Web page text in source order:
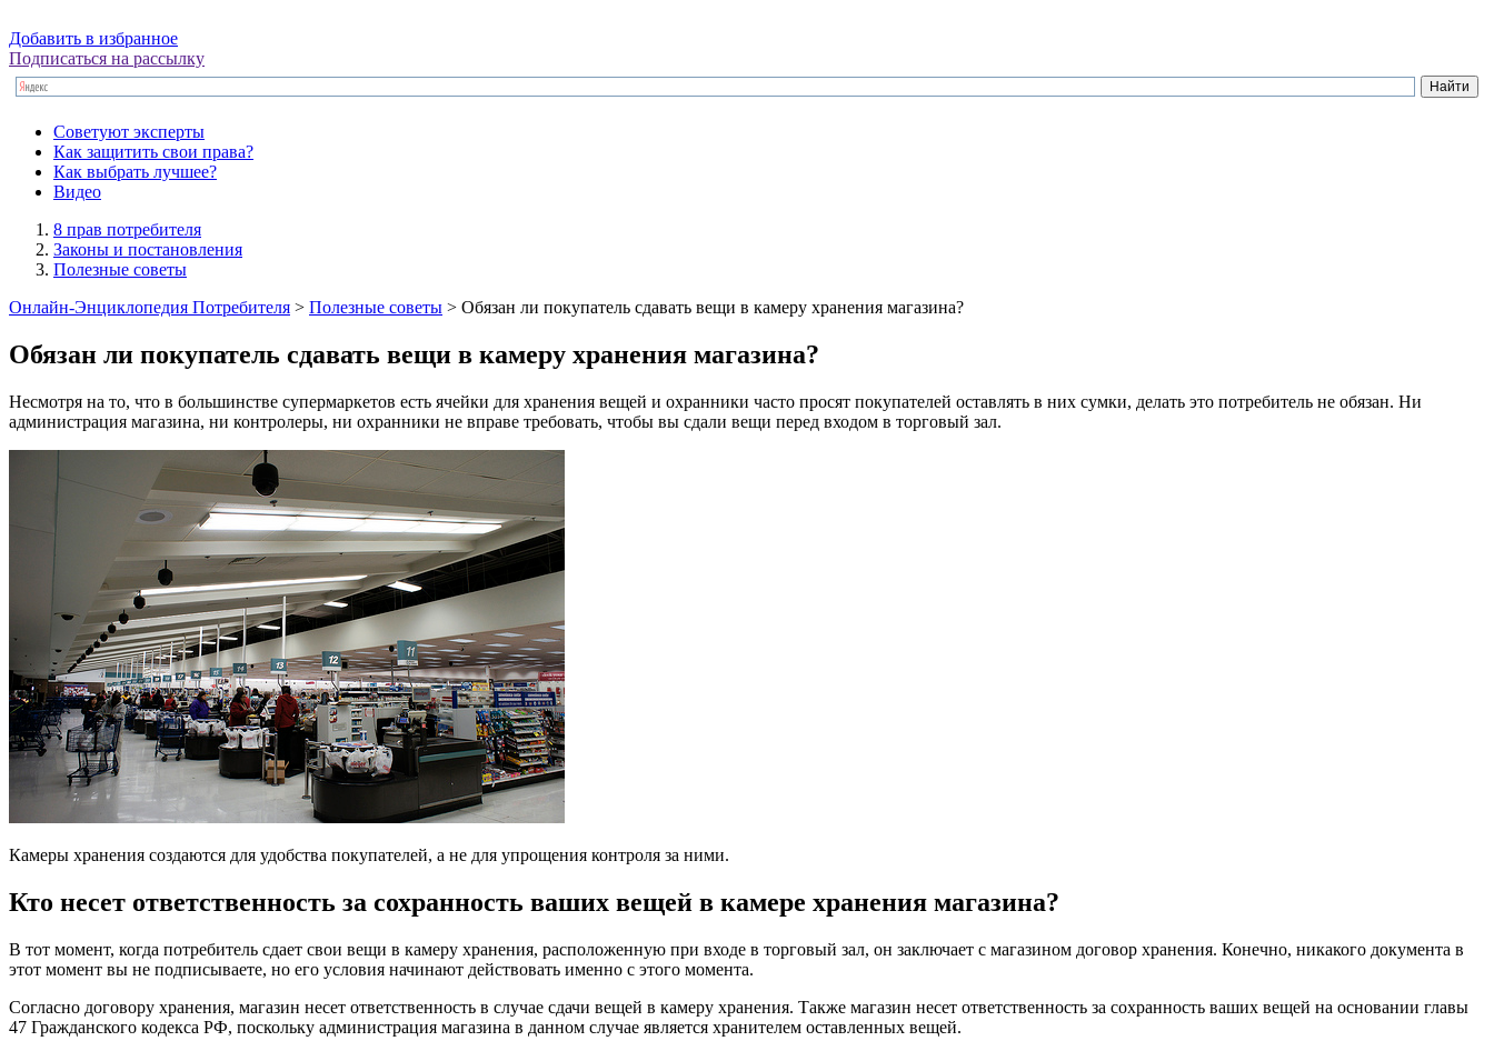
Добавить в избранное
Подписаться на рассылку
Советуют эксперты
Как защитить свои права?
Как выбрать лучшее?
Видео
8 прав потребителя
Законы и постановления
Полезные советы
Онлайн-Энциклопедия Потребителя > Полезные советы > Обязан ли покупатель сдавать вещи в камеру хранения магазина?
Обязан ли покупатель сдавать вещи в камеру хранения магазина?
Несмотря на то, что в большинстве супермаркетов есть ячейки для хранения вещей и охранники часто просят покупателей оставлять в них сумки, делать это потребитель не обязан. Ни
администрация магазина, ни контролеры, ни охранники не вправе требовать, чтобы вы сдали вещи перед входом в торговый зал.
Камеры хранения создаются для удобства покупателей, а не для упрощения контроля за ними.
Кто несет ответственность за сохранность ваших вещей в камере хранения магазина?
В тот момент, когда потребитель сдает свои вещи в камеру хранения, расположенную при входе в торговый зал, он заключает с магазином договор хранения. Конечно, никакого документа в
этот момент вы не подписываете, но его условия начинают действовать именно с этого момента.
Согласно договору хранения, магазин несет ответственность в случае сдачи вещей в камеру хранения. Также магазин несет ответственность за сохранность ваших вещей на основании главы
47 Гражданского кодекса РФ, поскольку администрация магазина в данном случае является хранителем оставленных вещей.